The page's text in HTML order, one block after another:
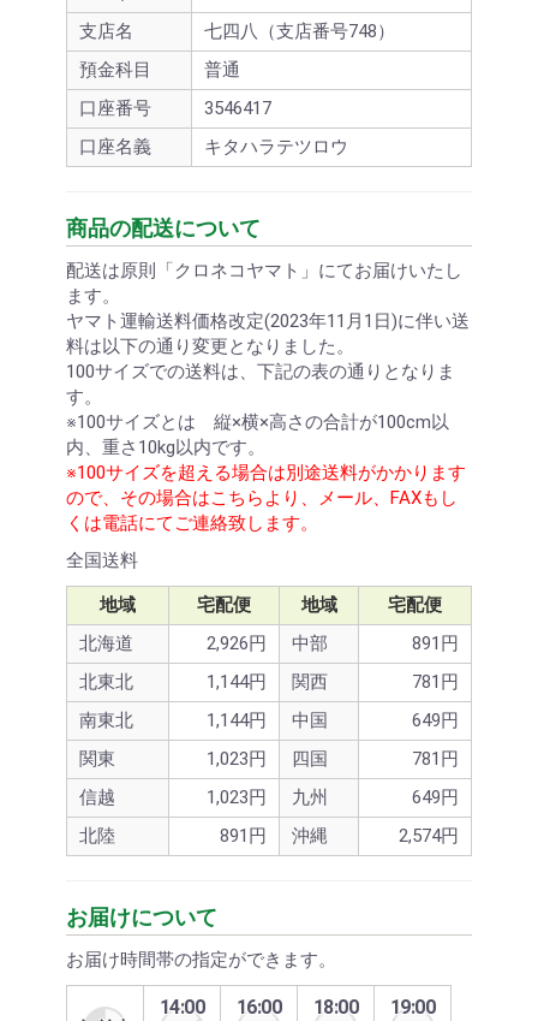
支店名
七四八（支店番号748）
預金科目
普通
口座番号
3546417
口座名義
キタハラテツロウ
商品の配送について
配送は原則「クロネコヤマト」にてお届けいたし
ます。
ヤマト運輸送料価格改定(2023年11月1日)に伴い送
料は以下の通り変更となりました。
100サイズでの送料は、下記の表の通りとなりま
す。
※100サイズとは 縦×横×高さの合計が100cm以
内、重さ10kg以内です。
※100サイズを超える場合は別途送料がかかります
ので、その場合はこちらより、メール、FAXもし
くは電話にてご連絡致します。
全国送料
地域 宅配便 地域
宅配便
北海道
2,926円 中部
891円
北東北
1,144円 関西
781円
南東北
1,144円 中国
649円
関東
1,023円 四国
781円
信越
1,023円 九州
649円
北陸
891円 沖縄 2,574円
お届けについて
お届け時間帯の指定ができます。
14:00 16:00 18:00 19:00